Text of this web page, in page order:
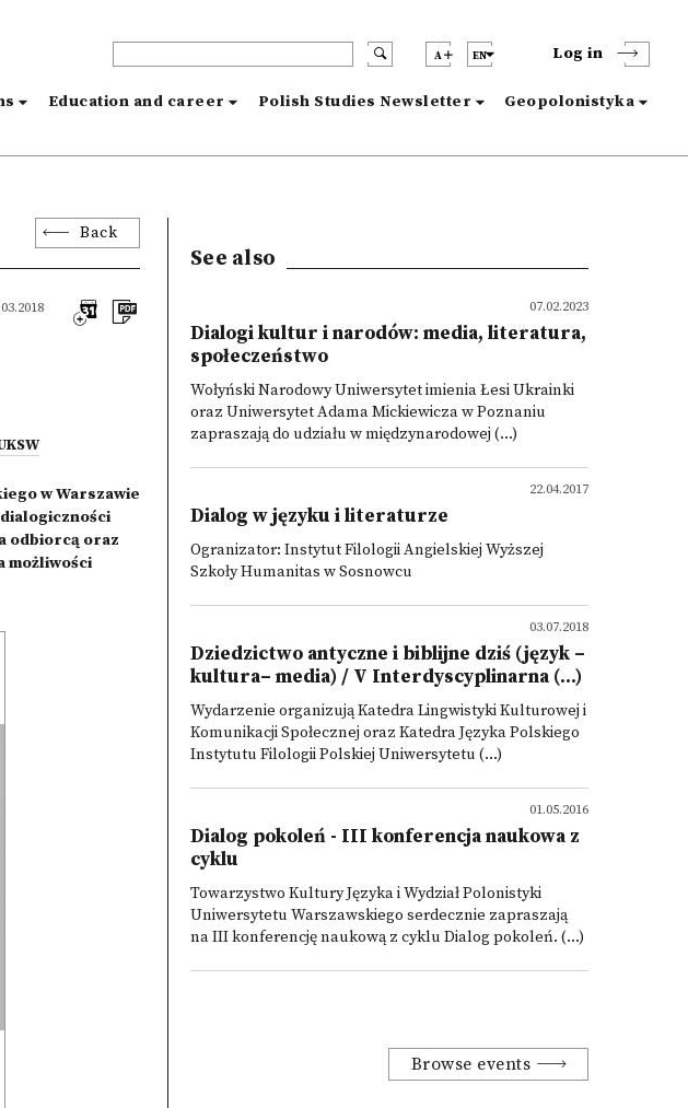
A EN Log in
Education and career Polish Studies Newsletter Geopolonistyka
Back
w Warszawie
odbiorcą oraz
możliwości
See also
07.02.2023
Dialogi kultur i narodów: media, literatura,
społeczeństwo
Wołyński Narodowy Uniwersytet imienia Łesi Ukrainki
oraz Uniwersytet Adama Mickiewicza w Poznaniu
zapraszają do udziału w międzynarodowej (...)
22.04.2017
Dialog w języku i literaturze
Ogranizator: Instytut Filologii Angielskiej Wyższej
Szkoły Humanitas w Sosnowcu
03.07.2018
Dziedzictwo antyczne i biblijne dziś (język –
kultura– media) / V Interdyscyplinarna (...)
Wydarzenie organizują Katedra Lingwistyki Kulturowej i
Komunikacji Społecznej oraz Katedra Języka Polskiego
Instytutu Filologii Polskiej Uniwersytetu (...)
01.05.2016
Dialog pokoleń - III konferencja naukowa z
cyklu
Towarzystwo Kultury Języka i Wydział Polonistyki
Uniwersytetu Warszawskiego serdecznie zapraszają
na III konferencję naukową z cyklu Dialog pokoleń. (...)
Browse events